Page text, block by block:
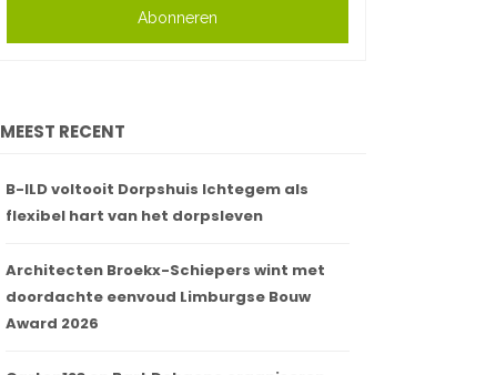
Abonneren
MEEST RECENT
B-ILD voltooit Dorpshuis Ichtegem als
flexibel hart van het dorpsleven
Architecten Broekx-Schiepers wint met
doordachte eenvoud Limburgse Bouw
Award 2026